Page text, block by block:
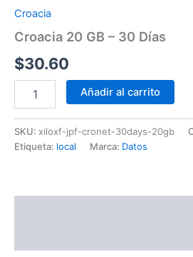
Croacia
Croacia 20 GB – 30 Días
$30.60
Añadir al carrito
SKU: xiloxf-jpf-cronet-30days-20gb
Etiqueta: local Marca: Datos